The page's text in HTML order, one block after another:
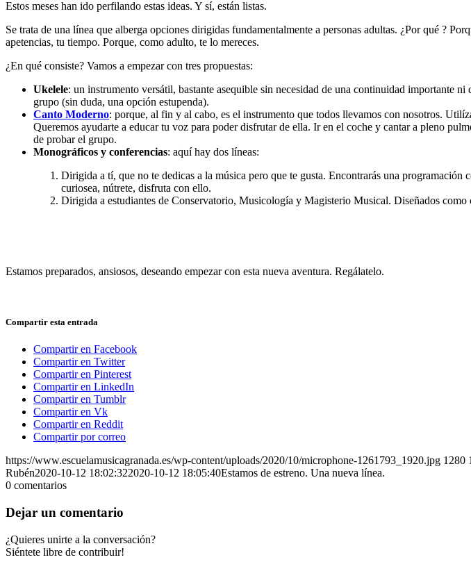
Estos meses han ido perfilando estas ideas. Y sí, están listas.
Se trata de una línea que alberga opciones dirigidas fundamentalmente a personas adultas. ¿Por qué ?
apetencias, tu tiempo. Porque, como adulto, te lo mereces.
¿En qué consiste? Vamos a empezar con tres propuestas:
Ukelele: un instrumento versátil, bastante asequible sin necesidad de una continuidad importante
grupo (sin duda, una opción estupenda).
Canto Moderno: porque, al fin y al cabo, es el instrumento que todos llevamos con nosotros.
Queremos ayudarte a educar tu voz para poder disfrutar de ella. Ir en el coche y cantar a pleno
de probar el grupo.
Monográficos y conferencias: aquí hay dos líneas:
Dirigida a tí, que no te dedicas a la música pero que te gusta. Encontrarás una
curiosea, nútrete, disfruta con ello.
Dirigida a estudiantes de Conservatorio, Musicología y Magisterio Musical. Diseñados
Estamos preparados, ansiosos, deseando empezar con esta nueva aventura. Regálatelo.
Compartir esta entrada
Compartir en Facebook
Compartir en Twitter
Compartir en Pinterest
Compartir en LinkedIn
Compartir en Tumblr
Compartir en Vk
Compartir en Reddit
Compartir por correo
https://www.escuelamusicagranada.es/wp-content/uploads/2020/10/microphone-1261793_1920.jpg 1280
Rubén2020-10-12 18:02:322020-10-12 18:05:40Estamos de estreno. Una nueva línea.
0 comentarios
Dejar un comentario
¿Quieres unirte a la conversación?
Siéntete libre de contribuir!